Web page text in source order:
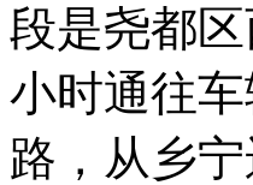
段是尧都
小时通往
路，从乡